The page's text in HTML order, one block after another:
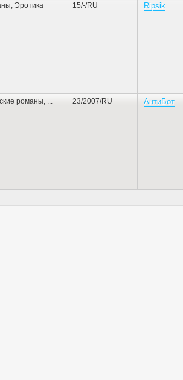
Эротика 15/-/RU Ripsik
романы 23/2007/RU АнтиБот